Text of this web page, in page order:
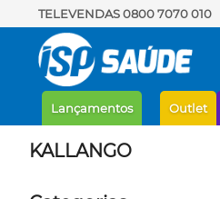
TELEVENDAS 0800 7070 010
Lançamentos Outlet
KALLANGO